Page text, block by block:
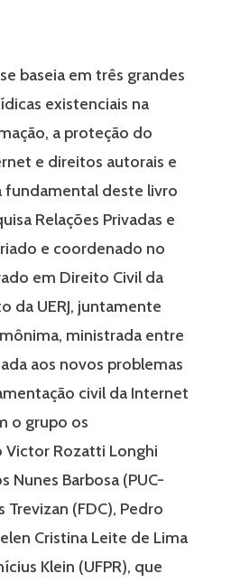
baseia em três grandes
existenciais na
a proteção do
e direitos autorais e
fundamental deste livro
Relações Privadas e
e coordenado no
em Direito Civil da
da UERJ, juntamente
ministrada entre
aos novos problemas
civil da Internet
o grupo os
Victor Rozatti Longhi
Nunes Barbosa (PUC-
Trevizan (FDC), Pedro
Cristina Leite de Lima
Klein (UFPR), que